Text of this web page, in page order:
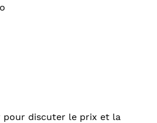
pour discuter le prix et la